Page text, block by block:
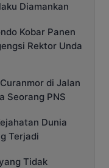
Diamankan
Kobar Panen
Rektor Unda
di Jalan
Seorang PNS
Dunia
Terjadi
Tidak